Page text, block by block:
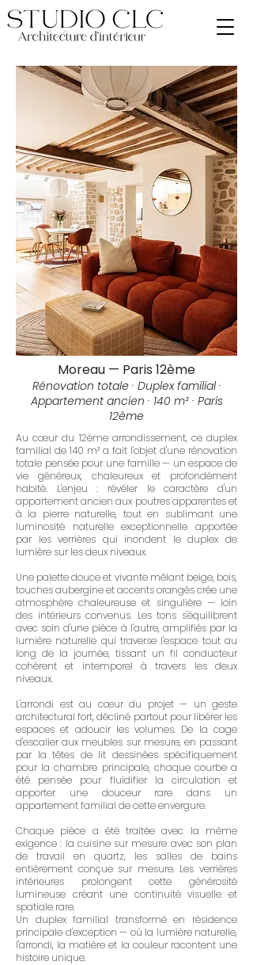
Moreau — Paris 12ème
Rénovation totale · Duplex familial ·
Appartement ancien · 140 m² · Paris
12ème
Au cœur du 12ème arrondissement, ce duplex
familial de 140 m² a fait l'objet d'une rénovation
totale pensée pour une famille — un espace de
vie généreux, chaleureux et profondément
habité. L'enjeu : révéler le caractère d'un
appartement ancien aux poutres apparentes et
à la pierre naturelle, tout en sublimant une
luminosité naturelle exceptionnelle apportée
par les verrières qui inondent le duplex de
lumière sur les deux niveaux.
Une palette douce et vivante mêlant beige, bois,
touches aubergine et accents orangés crée une
atmosphère chaleureuse et singulière — loin
des intérieurs convenus. Les tons s'équilibrent
avec soin d'une pièce à l'autre, amplifiés par la
lumière naturelle qui traverse l'espace tout au
long de la journée, tissant un fil conducteur
cohérent et intemporel à travers les deux
niveaux.
L'arrondi est au cœur du projet — un geste
architectural fort, décliné partout pour libérer les
espaces et adoucir les volumes. De la cage
d'escalier aux meubles sur mesure, en passant
par la têtes de lit dessinées spécifiquement
pour la chambre principale, chaque courbe a
été pensée pour fluidifier la circulation et
apporter une douceur rare dans un
appartement familial de cette envergure.
Chaque pièce a été traitée avec la même
exigence : la cuisine sur mesure avec son plan
de travail en quartz, les salles de bains
entièrement conçue sur mesure. Les verrières
intérieures prolongent cette générosité
lumineuse créant une continuité visuelle et
spatiale rare.
Un duplex familial transformé en résidence
principale d'exception — où la lumière naturelle,
l'arrondi, la matière et la couleur racontent une
histoire unique.